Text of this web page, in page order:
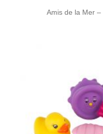
Amis de la Mer